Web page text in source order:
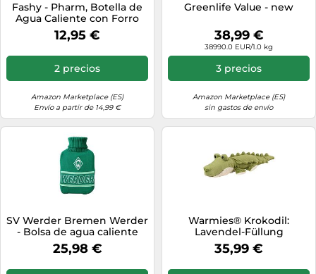
Fashy - Pharm, Botella de
Agua Caliente con Forro
Polar, 2 l, Color: Gris
12,95 €
2 precios
Amazon Marketplace (ES)
Envío a partir de 14,99 €
Greenlife Value - new
38,99 €
38990.0 EUR/1.0 kg
3 precios
Amazon Marketplace (ES)
sin gastos de envío
SV Werder Bremen Werder
- Bolsa de agua caliente
25,98 €
Warmies® Krokodil:
Lavendel-Füllung
35,99 €